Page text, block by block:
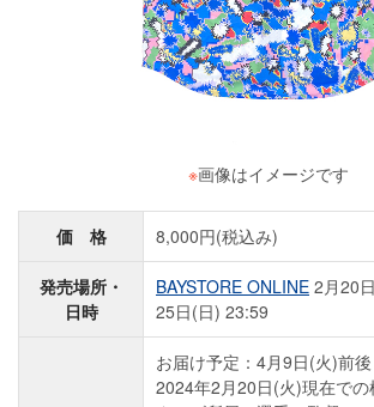
※画像はイメージです
価 格 8,000円(税込み)
発売場所・
日時
BAYSTORE ONLINE 2月20
25日(日) 23:59
お届け予定：4月9日(火)前後
2024年2月20日(火)現在での